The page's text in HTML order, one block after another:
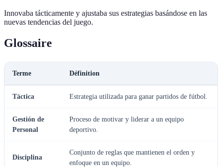
Innovaba tácticamente y ajustaba sus estrategias basándose en las
nuevas tendencias del juego.
Glossaire
Terme Définition
Táctica Estrategia utilizada para ganar partidos de fútbol.
Gestión de
Personal
Proceso de motivar y liderar a un equipo
deportivo.
Disciplina
Conjunto de reglas que mantienen el orden y
enfoque en un equipo.